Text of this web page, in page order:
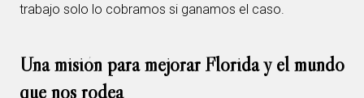
trabajo solo lo cobramos si ganamos el caso.
Una misión para mejorar Florida y el mundo
que nos rodea